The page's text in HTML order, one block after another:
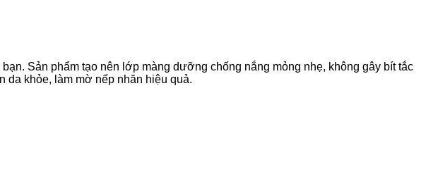
Sản phẩm tạo nên lớp màng dưỡng chống nắng mỏng nhẹ, không gây bít tắc
da khỏe, làm mờ nếp nhăn hiệu quả.